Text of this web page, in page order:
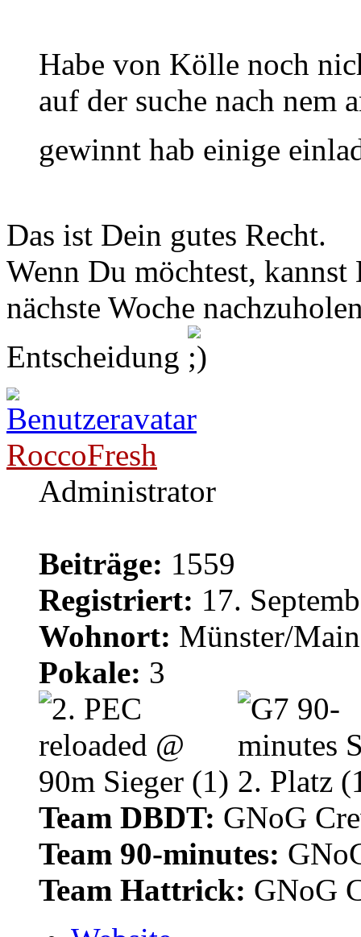
Habe von Kölle noch
auf der suche nach nem
gewinnt hab einige
Das ist Dein gutes Recht.
Wenn Du möchtest,
nächste Woche
Entscheidung
RoccoFresh
Administrator
Beiträge: 1559
Registriert: 17.
Wohnort: Münster/
Pokale: 3
Team DBDT: GNoG
Team 90-minutes:
Team Hattrick: GNoG